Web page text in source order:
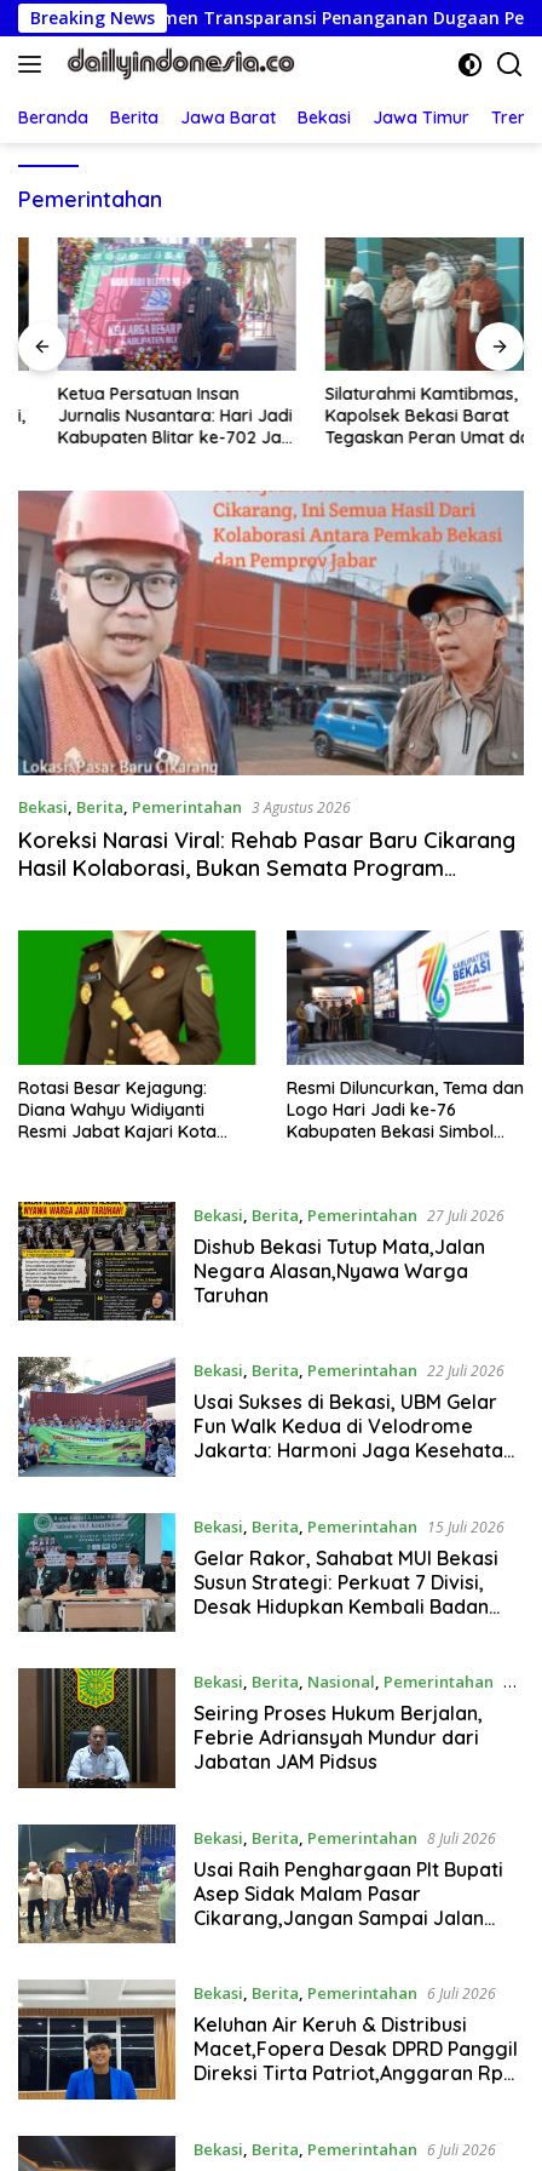
Langsung
ke
konten
Breaking NewsTransparansi Penanganan Dugaan Penganiayaan
Beranda Berita Jawa Barat Bekasi Jawa Timur
Pemerintahan
Ketua Persatuan Insan
Jurnalis Nusantara: Hari Jadi
Kabupaten Blitar ke-702 Jadi
Silaturahmi Kamtibmas,
Kapolsek Bekasi Barat
Tegaskan Peran Umat dan
Bekasi, Berita, Pemerintahan 3 Agustus 2026
Koreksi Narasi Viral: Rehab Pasar Baru Cikarang
Hasil Kolaborasi, Bukan Semata Program
Rotasi Besar Kejagung:
Diana Wahyu Widiyanti
Resmi Jabat Kajari Kota
Resmi Diluncurkan, Tema dan
Logo Hari Jadi ke-76
Kabupaten Bekasi Simbol
Bekasi, Berita, Pemerintahan 27 Juli 2026
Dishub Bekasi Tutup Mata,Jalan
Negara Alasan,Nyawa Warga
Taruhan
Bekasi, Berita, Pemerintahan 22 Juli 2026
Usai Sukses di Bekasi, UBM Gelar
Fun Walk Kedua di Velodrome
Jakarta: Harmoni Jaga Kesehatan
Bekasi, Berita, Pemerintahan 15 Juli 2026
Gelar Rakor, Sahabat MUI Bekasi
Susun Strategi: Perkuat 7 Divisi,
Desak Hidupkan Kembali Badan
Bekasi, Berita, Nasional, Pemerintahan 11
Juli 2026
Seiring Proses Hukum Berjalan,
Febrie Adriansyah Mundur dari
Jabatan JAM Pidsus
Bekasi, Berita, Pemerintahan 8 Juli 2026
Usai Raih Penghargaan Plt Bupati
Asep Sidak Malam Pasar
Cikarang,Jangan Sampai Jalan
Bekasi, Berita, Pemerintahan 6 Juli 2026
Keluhan Air Keruh & Distribusi
Macet,Fopera Desak DPRD Panggil
Direksi Tirta Patriot,Anggaran Rp
Bekasi, Berita, Pemerintahan 6 Juli 2026